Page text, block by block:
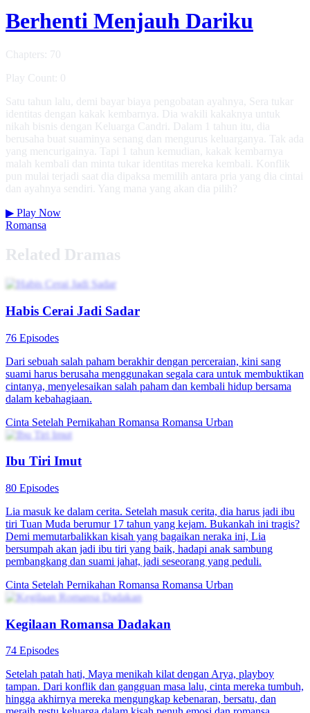
Berhenti Menjauh Dariku
Chapters: 70
Play Count: 0
Satu tahun lalu, demi bayar biaya pengobatan ayahnya, Sera tukar
identitas dengan kakak kembarnya. Dia wakili kakaknya untuk
nikah bisnis dengan Keluarga Candri. Dalam 1 tahun itu, dia
berusaha buat suaminya senang dan mengurus keluarganya. Tak ada
yang mencurigainya. Tapi 1 tahun kemudian, kakak kembarnya
malah kembali dan minta tukar identitas mereka kembali. Konflik
pun mulai terjadi saat dia dipaksa memilih antara pria yang dia cintai
dan ayahnya sendiri. Yang mana yang akan dia pilih?
▶ Play Now
Romansa
Related Dramas
Habis Cerai Jadi Sadar
76 Episodes
Dari sebuah salah paham berakhir dengan perceraian, kini sang
suami harus berusaha menggunakan segala cara untuk membuktikan
cintanya, menyelesaikan salah paham dan kembali hidup bersama
dalam kebahagiaan.
Cinta Setelah Pernikahan Romansa Romansa Urban
Ibu Tiri Imut
80 Episodes
Lia masuk ke dalam cerita. Setelah masuk cerita, dia harus jadi ibu
tiri Tuan Muda berumur 17 tahun yang kejam. Bukankah ini tragis?
Demi memutarbalikkan kisah yang bagaikan neraka ini, Lia
bersumpah akan jadi ibu tiri yang baik, hadapi anak sambung
pembangkang dan suami jahat, jadi seseorang yang peduli.
Cinta Setelah Pernikahan Romansa Romansa Urban
Kegilaan Romansa Dadakan
74 Episodes
Setelah patah hati, Maya menikah kilat dengan Arya, playboy
tampan. Dari konflik dan gangguan masa lalu, cinta mereka tumbuh,
hingga akhirnya mereka mengungkap kebenaran, bersatu, dan